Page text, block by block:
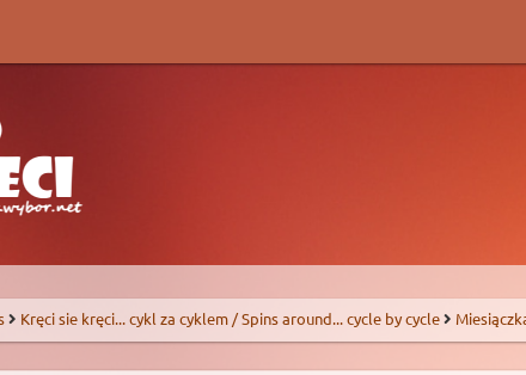
Kręci sie kręci... cykl za cyklem / Spins around... cycle by cycle